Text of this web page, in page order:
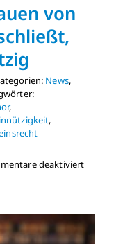
von
News,
,
,
deaktiviertfür
von